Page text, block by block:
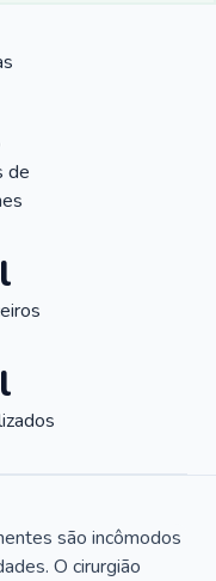
de
são incômodos
O cirurgião